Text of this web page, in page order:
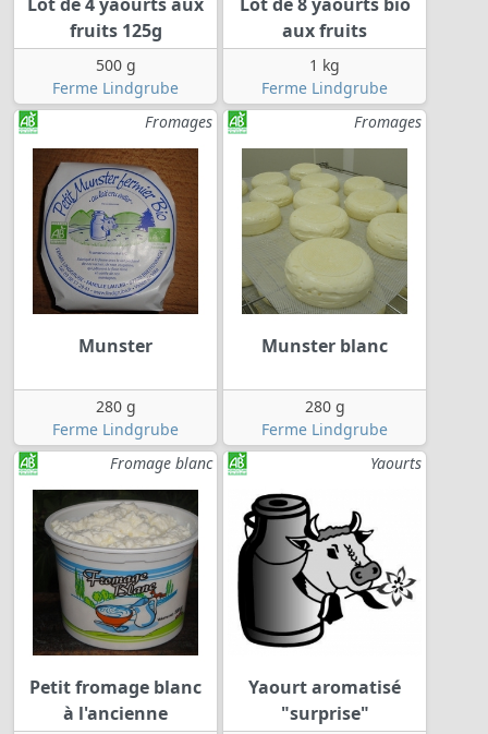
fruits 125g
500 g
Ferme Lindgrube
aux fruits
1 kg
Ferme Lindgrube
Fromages
Munster
280 g
Ferme Lindgrube
Fromages
Munster blanc
280 g
Ferme Lindgrube
Fromage blanc
Petit fromage blanc
à l'ancienne
Yaourts
Yaourt aromatisé
"surprise"